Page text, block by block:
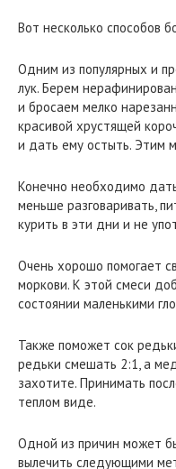
Вот несколько способов
Одним из популярных и
лук. Берем
и бросаем мелко
красивой хрустящей
и дать ему остыть. Этим
Конечно необходимо
меньше разговаривать,
курить в эти дни и не
Очень хорошо помогает
моркови. К этой смеси
состоянии маленькими
Также поможет сок
редьки смешать 2:1, а
захотите. Принимать
теплом виде.
Одной из причин может
вылечить следующими